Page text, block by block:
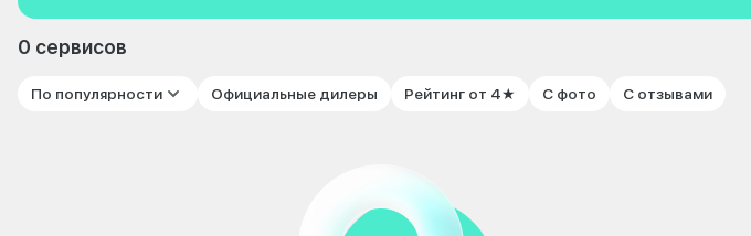
0 сервисов
По популярности Официальные дилеры Рейтинг от 4★ С фото С отзывами